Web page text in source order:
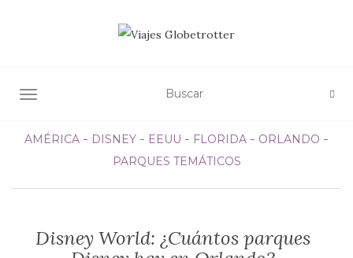
ALTERNAR NAVEGACIÓN
AMÉRICA DISNEY EEUU FLORIDA
ORLANDO
PARQUES TEMÁTICOS
Disney World: ¿Cuántos parques